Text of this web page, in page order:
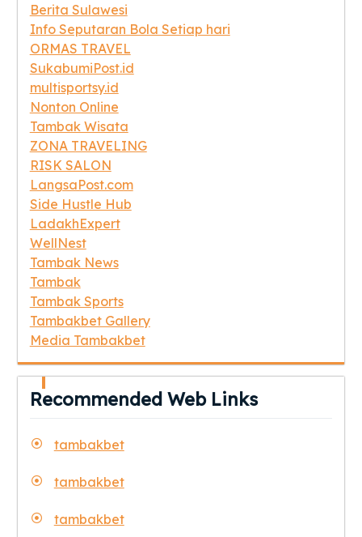
Berita Sulawesi
Info Seputaran Bola Setiap hari
ORMAS TRAVEL
SukabumiPost.id
multisportsy.id
Nonton Online
Tambak Wisata
ZONA TRAVELING
RISK SALON
LangsaPost.com
Side Hustle Hub
LadakhExpert
WellNest
Tambak News
Tambak
Tambak Sports
Tambakbet Gallery
Media Tambakbet
Recommended Web Links
tambakbet
tambakbet
tambakbet